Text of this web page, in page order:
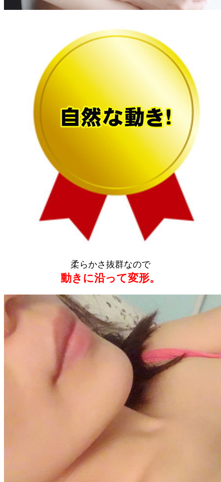
柔らかさ抜群なので
動きに沿って変形。